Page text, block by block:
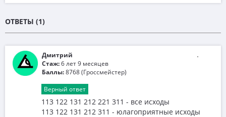
ОТВЕТЫ (1)
Дмитрий
Стаж:6 лет 9 месяцев
Баллы:8768 (Гроссмейстер)
Верный ответ
113 122 131 212 221 311 - все исходы
113 122 131 212 311 - юлагоприятные исходы